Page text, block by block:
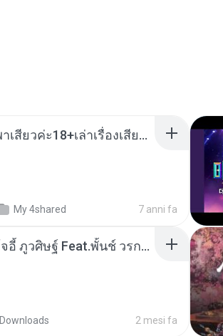
เมียน้อยเหงา พาเสียวค่ะ18+เล่าเรื่องเสียว.mp3
My 4shared 7 anni fa
หม้อหุงข้าว - โจอี้ ภูวศิษฐ์ Feat.พั้นช์ วรกาญจน์-315237.mp3
Downloads 2 mesi fa